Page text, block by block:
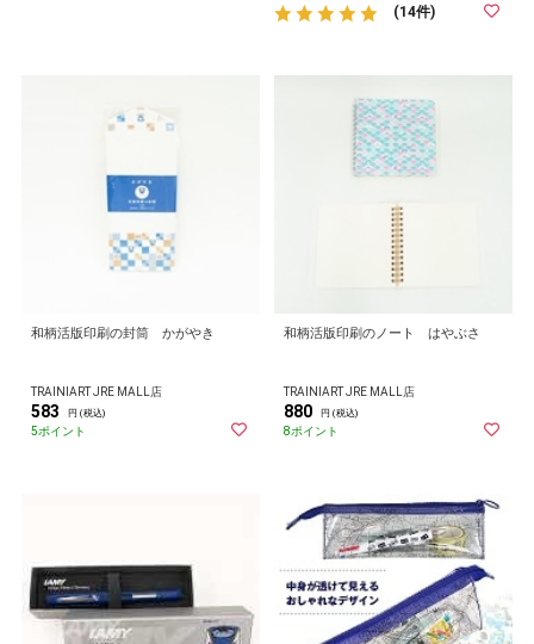
(14件)
和柄活版印刷の封筒 かがやき
TRAINIART JRE MALL店
583 円 (税込)
5ポイント
和柄活版印刷のノート はやぶさ
TRAINIART JRE MALL店
880 円 (税込)
8ポイント